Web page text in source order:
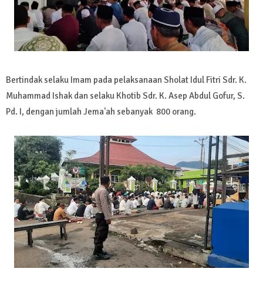
Bertindak selaku Imam pada pelaksanaan Sholat Idul Fitri Sdr. K.
Muhammad Ishak dan selaku Khotib Sdr. K. Asep Abdul Gofur, S.
Pd. I, dengan jumlah Jema'ah sebanyak 800 orang.